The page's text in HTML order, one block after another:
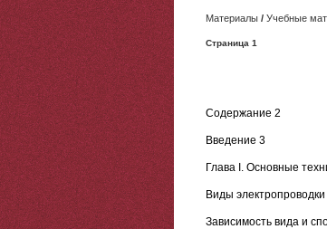
Материалы / Учебные
Страница 1
Содержание 2
Введение 3
Глава I. Основные
Виды
Зависимость вида и